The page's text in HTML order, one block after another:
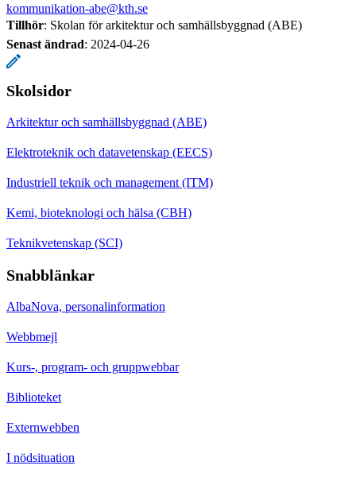
kommunikation-abe@kth.se
Tillhör: Skolan för arkitektur och samhällsbyggnad (ABE)
Senast ändrad: 2024-04-26
Skolsidor
Arkitektur och samhällsbyggnad (ABE)
Elektroteknik och datavetenskap (EECS)
Industriell teknik och management (ITM)
Kemi, bioteknologi och hälsa (CBH)
Teknikvetenskap (SCI)
Snabblänkar
AlbaNova, personalinformation
Webbmejl
Kurs-, program- och gruppwebbar
Biblioteket
Externwebben
I nödsituation